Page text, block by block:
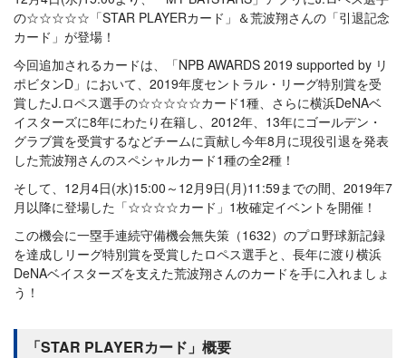
の☆☆☆☆☆「STAR PLAYERカード」＆荒波翔さんの「引退記念
カード」が登場！
今回追加されるカードは、「NPB AWARDS 2019 supported by リ
ポビタンD」において、2019年度セントラル・リーグ特別賞を受
賞したJ.ロペス選手の☆☆☆☆☆カード1種、さらに横浜DeNAベ
イスターズに8年にわたり在籍し、2012年、13年にゴールデン・
グラブ賞を受賞するなどチームに貢献し今年8月に現役引退を発表
した荒波翔さんのスペシャルカード1種の全2種！
そして、12月4日(水)15:00～12月9日(月)11:59までの間、2019年7
月以降に登場した「☆☆☆☆カード」1枚確定イベントを開催！
この機会に一塁手連続守備機会無失策（1632）のプロ野球新記録
を達成しリーグ特別賞を受賞したロペス選手と、長年に渡り横浜
DeNAベイスターズを支えた荒波翔さんのカードを手に入れましょ
う！
「STAR PLAYERカード」概要